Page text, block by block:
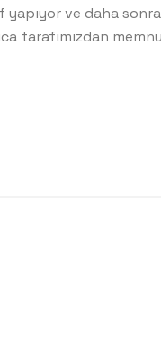
ve daha
tarafımızdan